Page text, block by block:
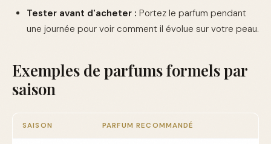
Tester avant d'acheter : Portez le parfum pendant
une journée pour voir comment il évolue sur votre peau.
Exemples de parfums formels par
saison
SAISON PARFUM RECOMMANDÉ